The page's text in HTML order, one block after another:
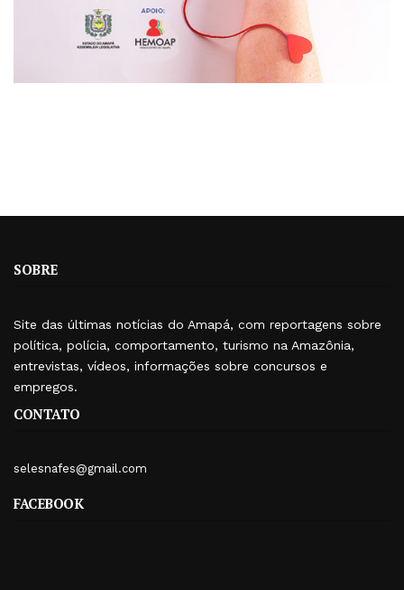
SOBRE
Site das últimas notícias do Amapá, com reportagens sobre
política, polícia, comportamento, turismo na Amazônia,
entrevistas, vídeos, informações sobre concursos e
empregos.
CONTATO
selesnafes@gmail.com
FACEBOOK